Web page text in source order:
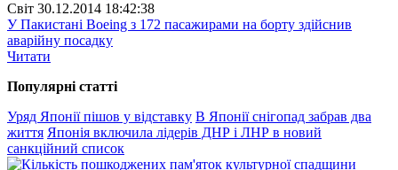
Свiт 30.12.2014 18:42:38
У Пакистані Boeing з 172 пасажирами на борту здійснив
аварійну посадку
Читати
Популярнi статтi
Уряд Японії пішов у відставку В Японії снігопад забрав два
життя Японія включила лідерів ДНР і ЛНР в новий
санкційний список